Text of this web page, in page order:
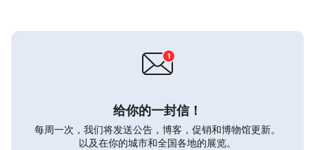
给你的一封信！
每周一次，我们将发送公告，博客，促销和博物馆更新。
以及在你的城市和全国各地的展览。